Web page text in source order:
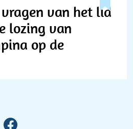
van het lid
lozing van
op de